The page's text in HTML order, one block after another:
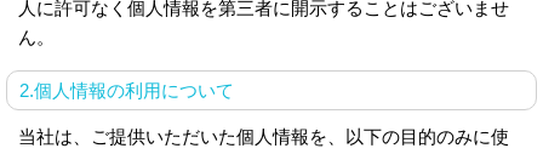
人に許可なく個人情報を第三者に開示することはございませ
ん。
2.個人情報の利用について
当社は、ご提供いただいた個人情報を、以下の目的のみに使